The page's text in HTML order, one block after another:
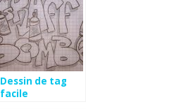
Dessin de tag
facile